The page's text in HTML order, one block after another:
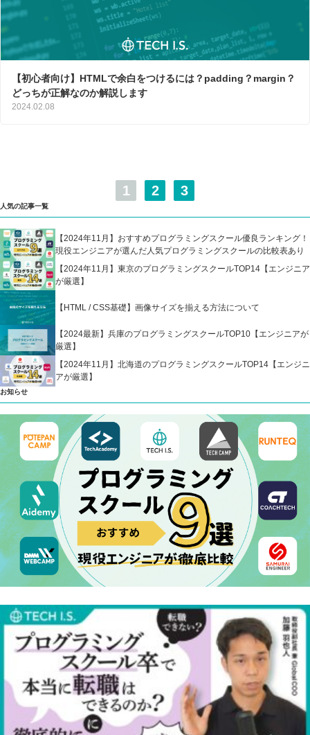
【初心者向け】HTMLで余白をつけるには？padding？margin？
どっちが正解なのか解説します
2024.02.08
1 2 3
人気の記事一覧
【2024年11月】おすすめプログラミングスクール優良ランキング！
現役エンジニアが選んだ人気プログラミングスクールの比較表あり
【2024年11月】東京のプログラミングスクールTOP14【エンジニア
が厳選】
【HTML / CSS基礎】画像サイズを揃える方法について
【2024最新】兵庫のプログラミングスクールTOP10【エンジニアが
厳選】
【2024年11月】北海道のプログラミングスクールTOP14【エンジニ
アが厳選】
お知らせ